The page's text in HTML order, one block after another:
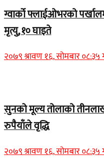
ग्वार्को फ्लाईओभरको
मृत्यु, १० घाइते
२०७९ श्रावण १६, सोमबार
सुनको मूल्य तोलाको
रुपैयाँले वृद्धि
२०७९ श्रावण १६, सोमबार